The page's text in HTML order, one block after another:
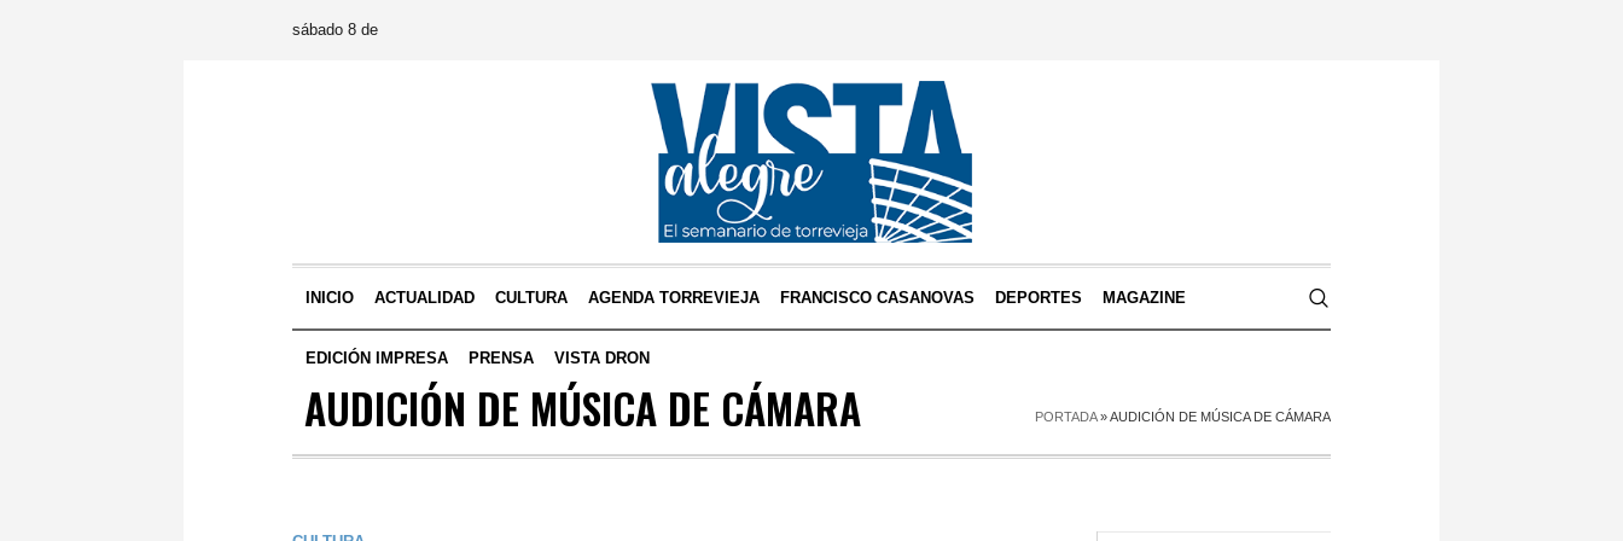
sábado 8 de
INICIO ACTUALIDAD CULTURA AGENDA TORREVIEJA FRANCISCO CASANOVAS DEPORTES MAGAZINE
EDICIÓN IMPRESA PRENSA VISTA DRON
AUDICIÓN DE MÚSICA DE CÁMARA PORTADA»AUDICIÓN DE MÚSICA DE CÁMARA